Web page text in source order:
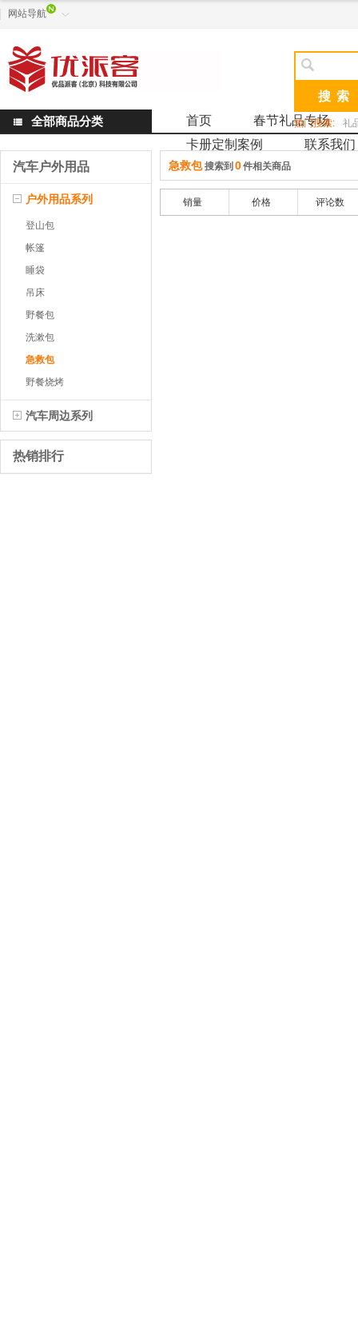
网站导航 

热门搜索: 礼
 全部商品分类 首页
春节礼品专场
卡册定制案例
联系我们
汽车户外用品
户外用品系列
登山包
帐篷
睡袋
吊床
野餐包
洗漱包
急救包
野餐烧烤
汽车周边系列
热销排行
急救包搜索到 0件相关商品
销量 价格 评论数